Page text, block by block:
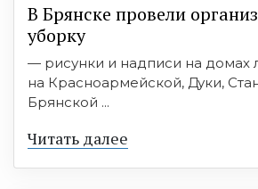
В Брянске провели
уборку
— рисунки и надписи на домах
на Красноармейской, Дуки,
Брянской ...
Читать далее